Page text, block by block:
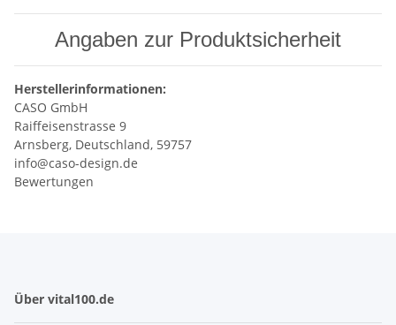
Angaben zur Produktsicherheit
Herstellerinformationen:
CASO GmbH
Raiffeisenstrasse 9
Arnsberg, Deutschland, 59757
info@caso-design.de
Bewertungen
Über vital100.de